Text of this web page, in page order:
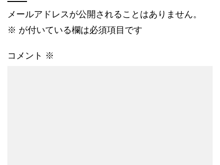
メールアドレスが公開されることはありません。
※ が付いている欄は必須項目です
コメント ※